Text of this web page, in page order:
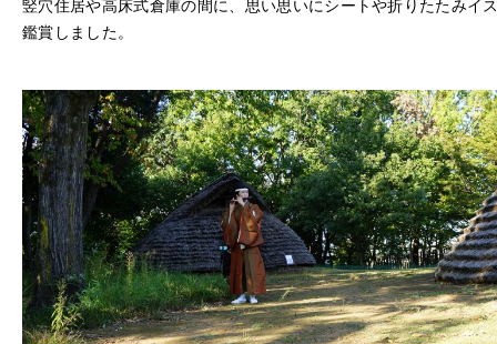
竪穴住居や高床式倉庫の間に、思い思いにシートや折りたたみイ
鑑賞しました。